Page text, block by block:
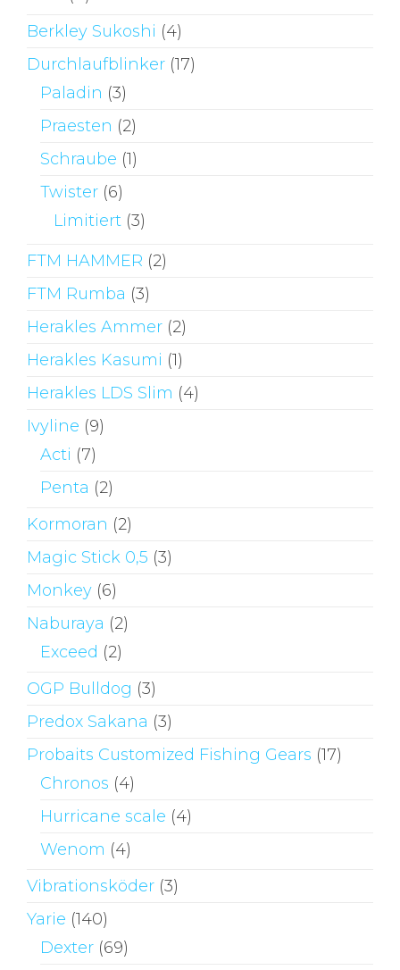
Berkley Sukoshi (4)
Durchlaufblinker (17)
Paladin (3)
Praesten (2)
Schraube (1)
Twister (6)
Limitiert (3)
FTM HAMMER (2)
FTM Rumba (3)
Herakles Ammer (2)
Herakles Kasumi (1)
Herakles LDS Slim (4)
Ivyline (9)
Acti (7)
Penta (2)
Kormoran (2)
Magic Stick 0,5 (3)
Monkey (6)
Naburaya (2)
Exceed (2)
OGP Bulldog (3)
Predox Sakana (3)
Probaits Customized Fishing Gears (17)
Chronos (4)
Hurricane scale (4)
Wenom (4)
Vibrationsköder (3)
Yarie (140)
Dexter (69)